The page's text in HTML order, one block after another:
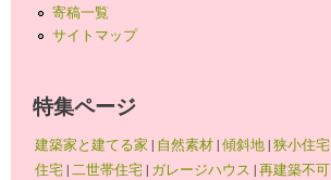
寄稿一覧
サイトマップ
特集ページ
建築家と建てる家 | 自然素材|傾斜地|狭小住宅
住宅|二世帯住宅| ガレージハウス |再建築不可